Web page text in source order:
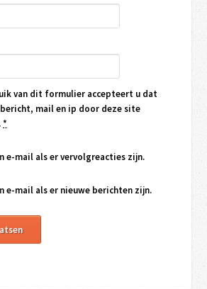
van dit formulier accepteert u dat
mail en ip door deze site
*
e-mail als er vervolgreacties zijn.
e-mail als er nieuwe berichten zijn.